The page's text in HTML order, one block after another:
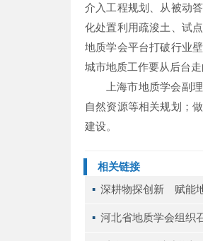
介入工程规划、从被动
化处置利用疏浚土、试
地质学会平台打破行业
城市地质工作要从后台
上海市地质学会副
自然资源等相关规划；
建设。
相关链接
▪ 深耕物探创新 赋能
▪ 河北省地质学会组织